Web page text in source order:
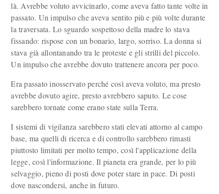
là. Avrebbe voluto avvicinarlo, come aveva fatto tante volte in
passato. Un impulso che aveva sentito più e più volte durante
la traversata. Lo sguardo sospettoso della madre lo stava
fissando: rispose con un bonario, largo, sorriso. La donna si
stava già allontanando tra le proteste e gli strilli del piccolo.
Un impulso che avrebbe dovuto trattenere ancora per poco.
Era passato inosservato perché così aveva voluto, ma presto
avrebbe dovuto agire, presto avrebbero saputo. Le cose
sarebbero tornate come erano state sulla Terra.
I sistemi di vigilanza sarebbero stati elevati attorno al campo
base, ma quelli di ricerca e di controllo sarebbero rimasti
piuttosto limitati per molto tempo, così l'applicazione della
legge, così l'informazione. Il pianeta era grande, per lo più
selvaggio, pieno di posti dove poter stare in pace. Di posti
dove nascondersi, anche in futuro.